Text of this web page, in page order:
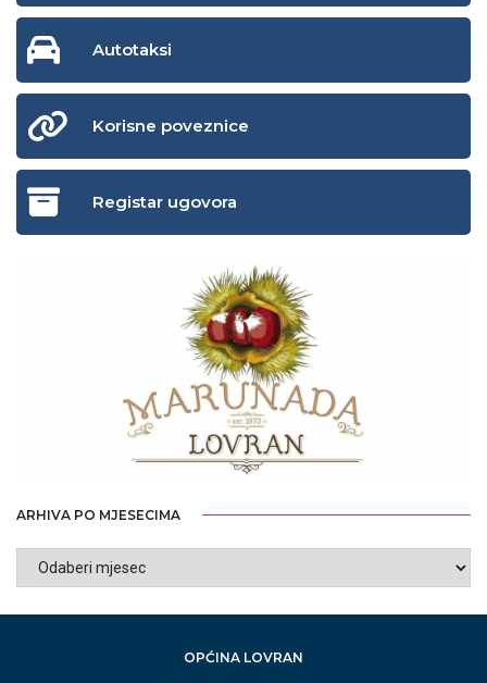
Autotaksi
Korisne poveznice
Registar ugovora
ARHIVA PO MJESECIMA
ARHIVA
PO
OPĆINA LOVRAN